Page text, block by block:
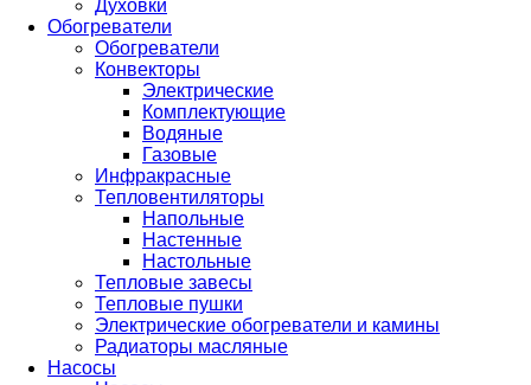
Духовки
Обогреватели
Обогреватели
Конвекторы
Электрические
Комплектующие
Водяные
Газовые
Инфракрасные
Тепловентиляторы
Напольные
Настенные
Настольные
Тепловые завесы
Тепловые пушки
Электрические обогреватели и камины
Радиаторы масляные
Насосы